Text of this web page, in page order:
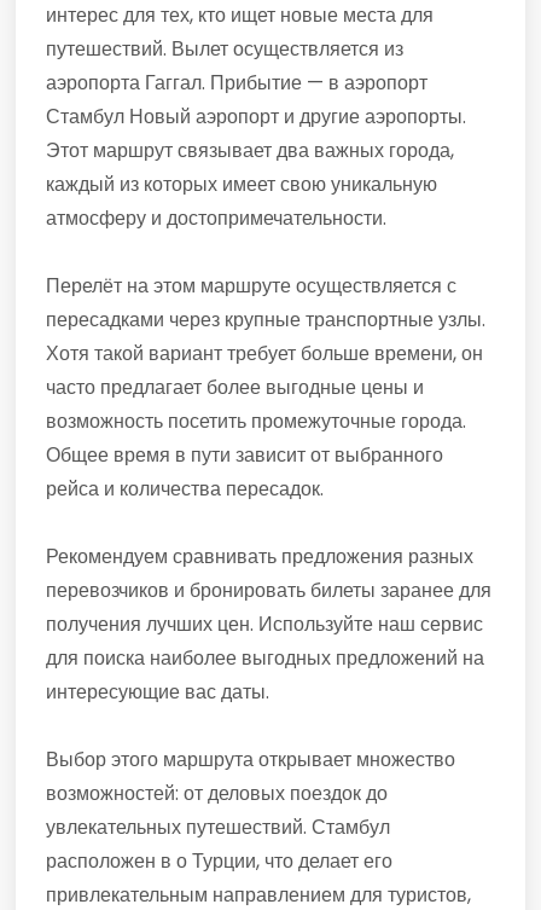
интерес для тех, кто ищет новые места для
путешествий. Вылет осуществляется из
аэропорта Гаггал. Прибытие — в аэропорт
Стамбул Новый аэропорт и другие аэропорты.
Этот маршрут связывает два важных города,
каждый из которых имеет свою уникальную
атмосферу и достопримечательности.
Перелёт на этом маршруте осуществляется с
пересадками через крупные транспортные узлы.
Хотя такой вариант требует больше времени, он
часто предлагает более выгодные цены и
возможность посетить промежуточные города.
Общее время в пути зависит от выбранного
рейса и количества пересадок.
Рекомендуем сравнивать предложения разных
перевозчиков и бронировать билеты заранее для
получения лучших цен. Используйте наш сервис
для поиска наиболее выгодных предложений на
интересующие вас даты.
Выбор этого маршрута открывает множество
возможностей: от деловых поездок до
увлекательных путешествий. Стамбул
расположен в о Турции, что делает его
привлекательным направлением для туристов,